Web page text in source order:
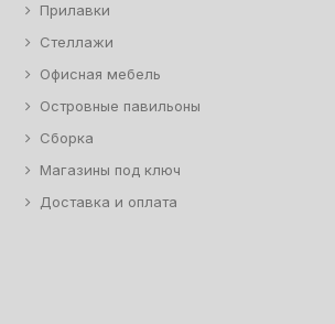
Прилавки
Стеллажи
Офисная мебель
Островные павильоны
Сборка
Магазины под ключ
Доставка и оплата